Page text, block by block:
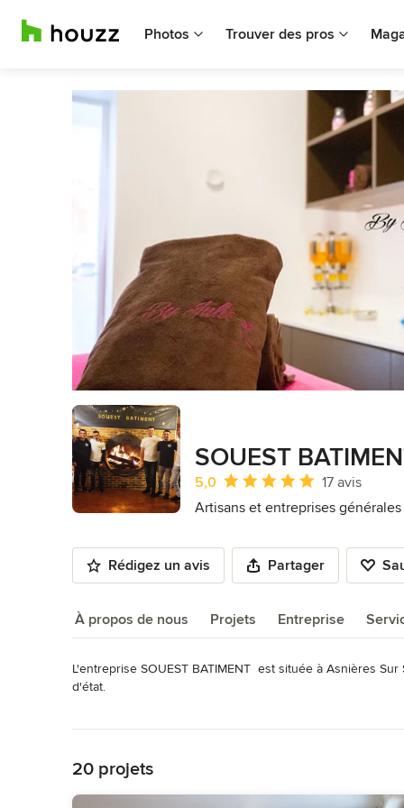
Photos Trouver des pros
SOUEST
Note moyenne : 5 étoiles sur 5
5,0
17 avis
Artisans et entreprises
Rédigez un avis Partager
À propos de nous Projets Entreprise
À propos de nous
L'entreprise SOUEST BATIMENT  est située à Asnières
d'état.
Services proposés :
20 projets